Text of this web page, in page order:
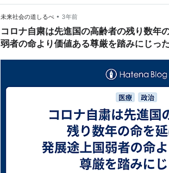
未来社会の道しるべ • 3年前
コロナ自粛は先進国の高齢者の残り数年
弱者の命より価値ある尊厳を踏みにじっ